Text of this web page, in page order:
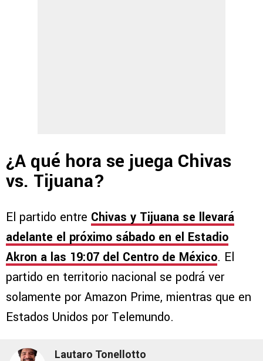
¿A qué hora se juega Chivas
vs. Tijuana?
El partido entre Chivas y Tijuana se llevará
adelante el próximo sábado en el Estadio
Akron a las 19:07 del Centro de México. El
partido en territorio nacional se podrá ver
solamente por Amazon Prime, mientras que en
Estados Unidos por Telemundo.
Lautaro Tonellotto